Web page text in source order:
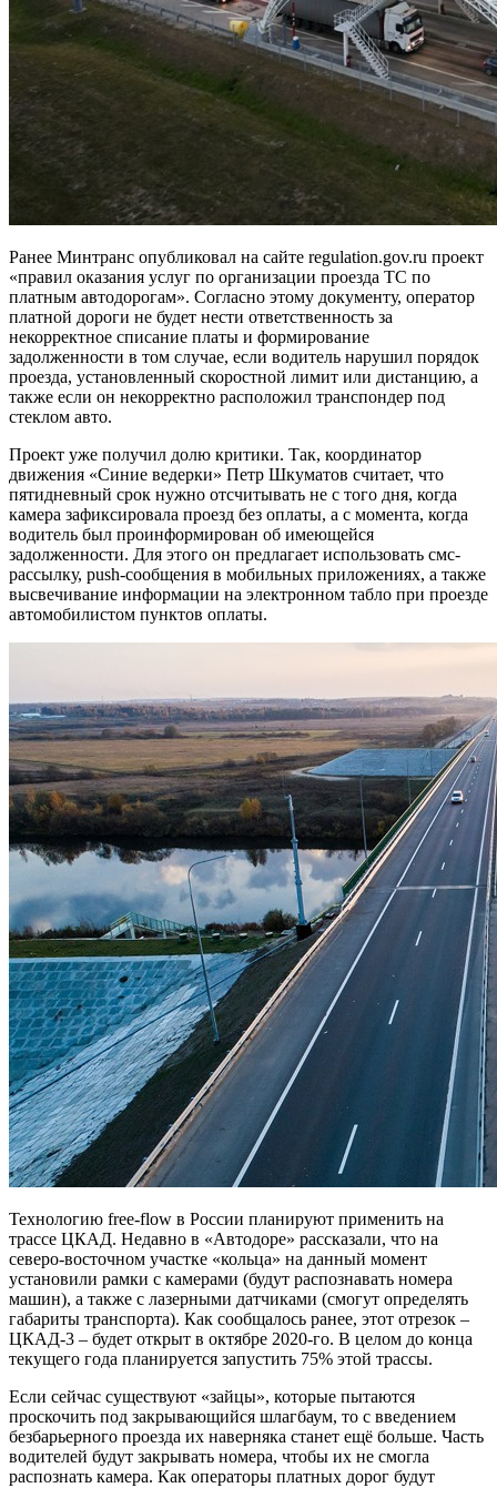
Ранее Минтранс опубликовал на сайте regulation.gov.ru проект
«правил оказания услуг по организации проезда ТС по
платным автодорогам». Согласно этому документу, оператор
платной дороги не будет нести ответственность за
некорректное списание платы и формирование
задолженности в том случае, если водитель нарушил порядок
проезда, установленный скоростной лимит или дистанцию, а
также если он некорректно расположил транспондер под
стеклом авто.
Проект уже получил долю критики. Так, координатор
движения «Синие ведерки» Петр Шкуматов считает, что
пятидневный срок нужно отсчитывать не с того дня, когда
камера зафиксировала проезд без оплаты, а с момента, когда
водитель был проинформирован об имеющейся
задолженности. Для этого он предлагает использовать смс-
рассылку, push-сообщения в мобильных приложениях, а также
высвечивание информации на электронном табло при проезде
автомобилистом пунктов оплаты.
Технологию free-flow в России планируют применить на
трассе ЦКАД. Недавно в «Автодоре» рассказали, что на
северо-восточном участке «кольца» на данный момент
установили рамки с камерами (будут распознавать номера
машин), а также с лазерными датчиками (смогут определять
габариты транспорта). Как сообщалось ранее, этот отрезок –
ЦКАД-3 – будет открыт в октябре 2020-го. В целом до конца
текущего года планируется запустить 75% этой трассы.
Если сейчас существуют «зайцы», которые пытаются
проскочить под закрывающийся шлагбаум, то с введением
безбарьерного проезда их наверняка станет ещё больше. Часть
водителей будут закрывать номера, чтобы их не смогла
распознать камера. Как операторы платных дорог будут